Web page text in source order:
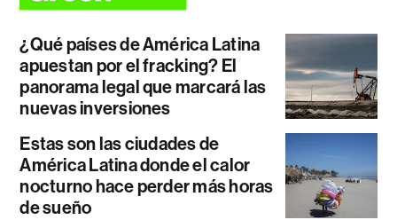
¿Qué países de América Latina
apuestan por el fracking? El
panorama legal que marcará las
nuevas inversiones
Estas son las ciudades de
América Latina donde el calor
nocturno hace perder más horas
de sueño